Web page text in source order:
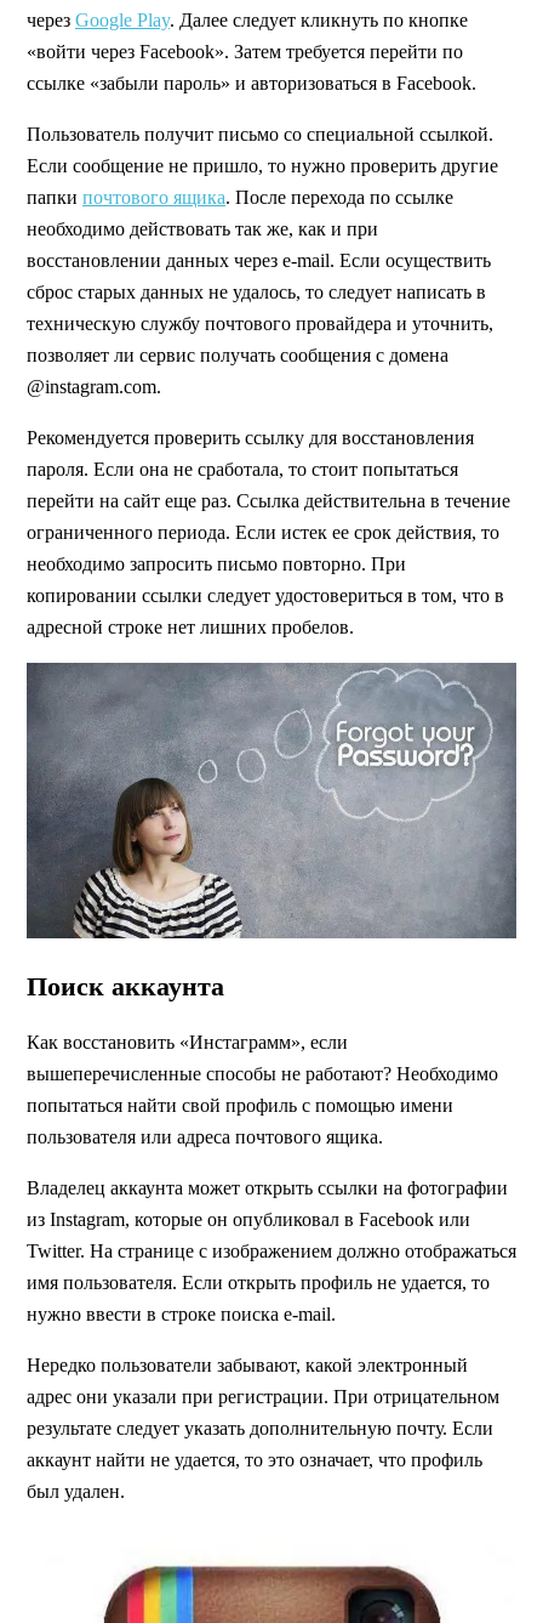
через Google Play. Далее следует кликнуть по кнопке
«войти через Facebook». Затем требуется перейти по
ссылке «забыли пароль» и авторизоваться в Facebook.
Пользователь получит письмо со специальной ссылкой.
Если сообщение не пришло, то нужно проверить другие
папки почтового ящика. После перехода по ссылке
необходимо действовать так же, как и при
восстановлении данных через e-mail. Если осуществить
сброс старых данных не удалось, то следует написать в
техническую службу почтового провайдера и уточнить,
позволяет ли сервис получать сообщения с домена
@instagram.com.
Рекомендуется проверить ссылку для восстановления
пароля. Если она не сработала, то стоит попытаться
перейти на сайт еще раз. Ссылка действительна в течение
ограниченного периода. Если истек ее срок действия, то
необходимо запросить письмо повторно. При
копировании ссылки следует удостовериться в том, что в
адресной строке нет лишних пробелов.
Поиск аккаунта
Как восстановить «Инстаграмм», если
вышеперечисленные способы не работают? Необходимо
попытаться найти свой профиль с помощью имени
пользователя или адреса почтового ящика.
Владелец аккаунта может открыть ссылки на фотографии
из Instagram, которые он опубликовал в Facebook или
Twitter. На странице с изображением должно отображаться
имя пользователя. Если открыть профиль не удается, то
нужно ввести в строке поиска e-mail.
Нередко пользователи забывают, какой электронный
адрес они указали при регистрации. При отрицательном
результате следует указать дополнительную почту. Если
аккаунт найти не удается, то это означает, что профиль
был удален.